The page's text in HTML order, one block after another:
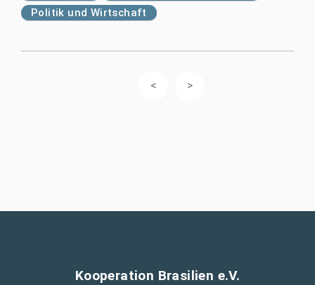
Politik und Wirtschaft
Kooperation Brasilien e.V.